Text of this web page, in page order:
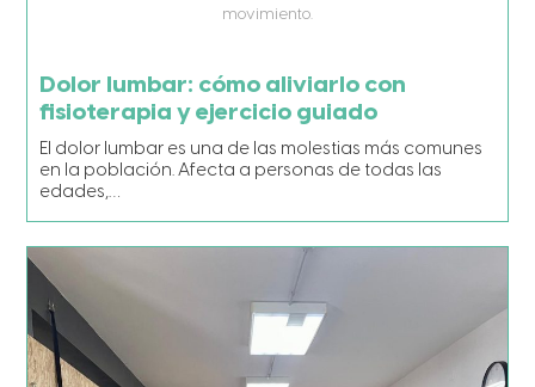
movimiento.
Dolor lumbar: cómo aliviarlo con
fisioterapia y ejercicio guiado
El dolor lumbar es una de las molestias más comunes
en la población. Afecta a personas de todas las
edades,…